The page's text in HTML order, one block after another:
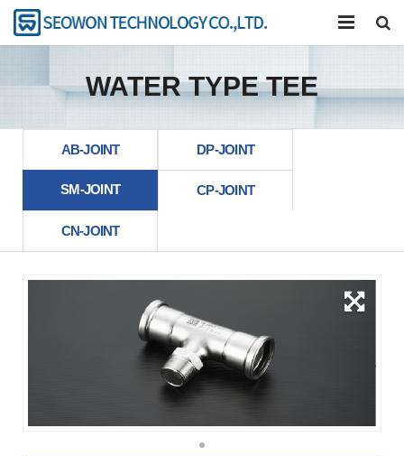
产品介绍
卡压工具
研究开发
联系我们
WATER TYPE TEE
AB-JOINT DP-JOINT
SM-JOINT CP-JOINT
CN-JOINT